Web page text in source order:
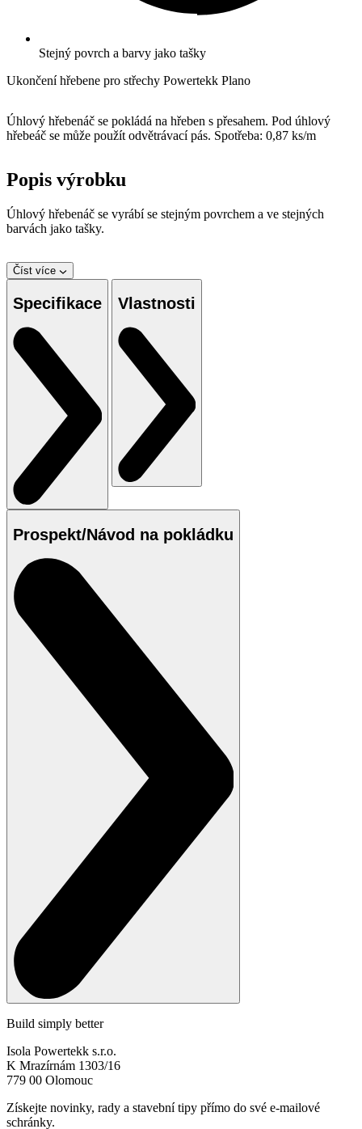
Stejný povrch a barvy jako tašky
Ukončení hřebene pro střechy Powertekk Plano
Úhlový hřebenáč se pokládá na hřeben s přesahem. Pod úhlový
hřebeáč se může použít odvětrávací pás. Spotřeba: 0,87 ks/m
Popis výrobku
Úhlový hřebenáč se vyrábí se stejným povrchem a ve stejných
barvách jako tašky.
Číst více
Specifikace Vlastnosti
Prospekt/Návod na pokládku
Build simply better
Isola Powertekk s.r.o.
K Mrazírnám 1303/16
779 00 Olomouc
Získejte novinky, rady a stavební tipy přímo do své e-mailové
schránky.